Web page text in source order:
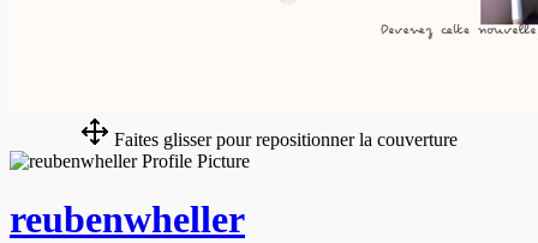
Faites glisser pour repositionner la couverture
reubenwheller